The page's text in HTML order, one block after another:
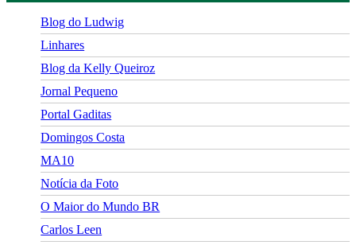
Blog do Ludwig
Linhares
Blog da Kelly Queiroz
Jornal Pequeno
Portal Gaditas
Domingos Costa
MA10
Notícia da Foto
O Maior do Mundo BR
Carlos Leen